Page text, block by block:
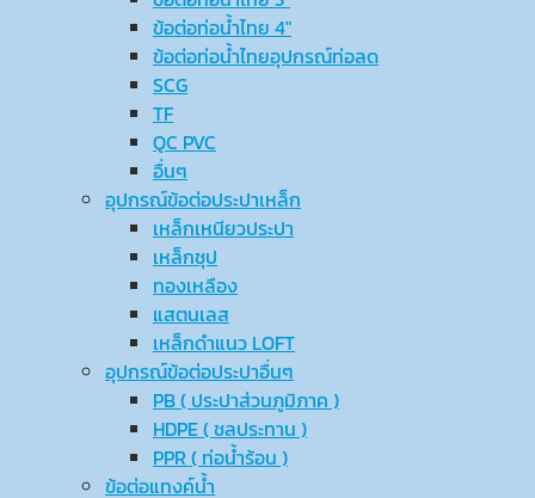
ข้อต่อท่อน้ำไทย 4″
ข้อต่อท่อน้ำไทยอุปกรณ์ท่อลด
SCG
TF
QC PVC
อื่นๆ
อุปกรณ์ข้อต่อประปาเหล็ก
เหล็กเหนียวประปา
เหล็กชุป
ทองเหลือง
แสตนเลส
เหล็กดำแนว LOFT
อุปกรณ์ข้อต่อประปาอื่นๆ
PB ( ประปาส่วนภูมิภาค )
HDPE ( ชลประทาน )
PPR ( ท่อน้ำร้อน )
ข้อต่อแทงค์น้ำ